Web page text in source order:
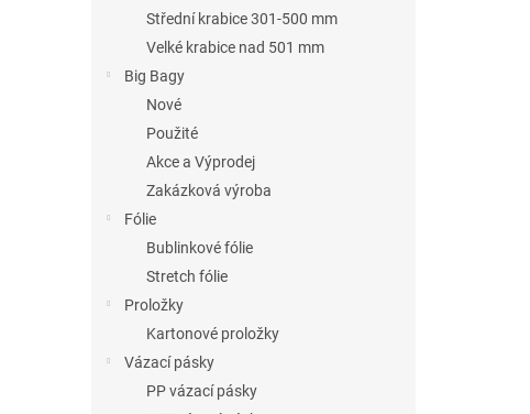
Střední krabice 301-500 mm
Velké krabice nad 501 mm
Big Bagy
Nové
Použité
Akce a Výprodej
Zakázková výroba
Fólie
Bublinkové fólie
Stretch fólie
Proložky
Kartonové proložky
Vázací pásky
PP vázací pásky